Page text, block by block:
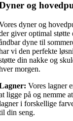
og
dyner og
giver optimal
dyne til
vi den perfekte
din nakke og
morgen.
Vores lagner
ligge på og nemme
i forskellige
din seng.